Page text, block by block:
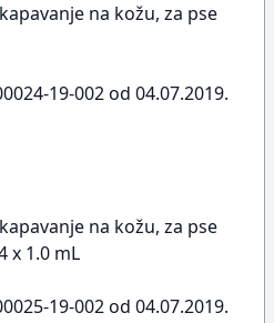
na kožu, za pse
19-002 od 04.07.2019.
na kožu, za pse
x 1.0 mL
19-002 od 04.07.2019.